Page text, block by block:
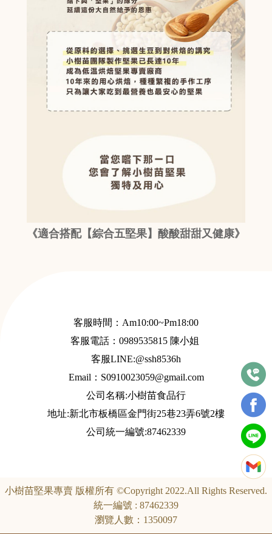
《適合搭配【綜合五堅果】酸酸甜甜又健康》
客服時間：Am10:00~Pm18:00
客服電話： 0989535815 陳小姐
客服LINE:@ssh8536h
Email：S0910023059@gmail.com
公司名稱:小樹苗食品行
地址:新北市板橋區金門街25巷23弄6號2樓
公司統一編號:87462339
小樹苗堅果專賣 版權所有 ©Copyright 2022.All Rights Reserved.
統一編號 : 87462339
瀏覽人數：1350097